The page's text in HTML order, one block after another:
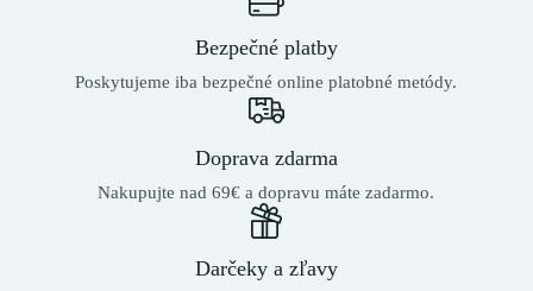
Bezpečné platby
Poskytujeme iba bezpečné online platobné metódy.
Doprava zdarma
Nakupujte nad 69€ a dopravu máte zadarmo.
Darčeky a zľavy